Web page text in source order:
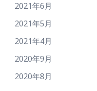
2021年6月
2021年5月
2021年4月
2020年9月
2020年8月